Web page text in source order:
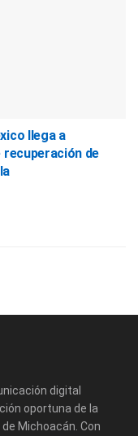
llega a
de
digital
oportuna de la
Michoacán. Con